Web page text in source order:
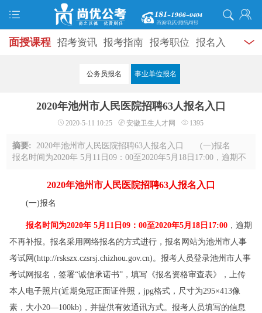
面授课程 招考资讯 报考指南 报考职位 报名入
成绩查询 面试公告 录用公示
视频课堂 学员风采 名师团队 考试专题
服务信息
公务员报名 事业单位报名
2020年池州市人民医院招聘63人报名入口
2020-5-11 10:25 安徽卫生人才网 1395
摘要:2020年池州市人民医院招聘63人报名入口 (一)报名
报名时间为2020年 5月11日09：00至2020年5月18日17:00，逾期不
考试网(http://rskszx.czsrsj.chizho ...
2020年池州市人民医院招聘63人报名入口
(一)报名
报名时间为2020年 5月11日09：00至2020年5月18日17:00 ，逾期
不再补报。报名采用网络报名的方式进行，报名网站为池州市人事
考试网(http://rskszx.czsrsj.chizhou.gov.cn)。报考人员登录池州市人事
考试网报名，签署“诚信承诺书”，填写《报名资格审查表》，上传
本人电子照片(近期免冠正面证件照，jpg格式，尺寸为295×413像
素，大小20—100kb)，并提供有效通讯方式。报考人员填写的信息